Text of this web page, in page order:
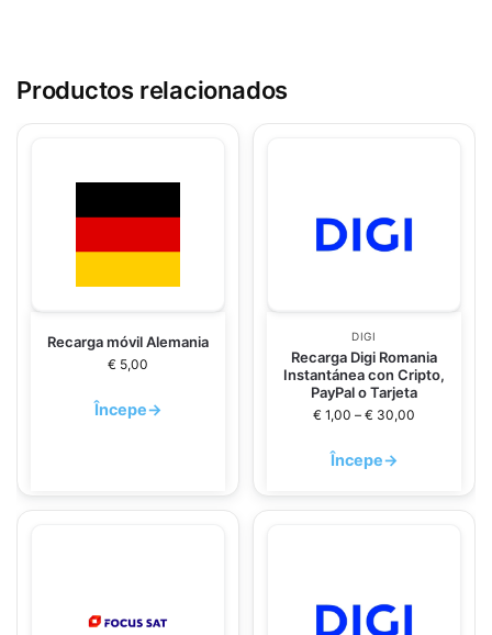
Productos relacionados
Recarga móvil Alemania
€ 5,00
Începe→
DIGI
Recarga Digi Romania
Instantánea con Cripto,
PayPal o Tarjeta
€ 1,00 – € 30,00
Începe→